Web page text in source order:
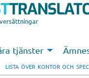
tjänster
LISTA ÖVER KONTOR OCH